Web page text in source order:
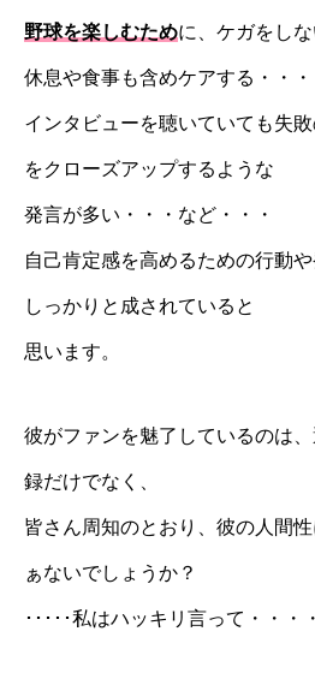
野球を楽しむために、ケガをし
休息や食事も含めケアする・・・
インタビューを聴いていても失
をクローズアップするような
発言が多い・・・など・・・
自己肯定感を高めるための行動
しっかりと成されていると
思います。
彼がファンを魅了しているのは
録だけでなく、
皆さん周知のとおり、彼の人間
ぁないでしょうか？
･････私はハッキリ言って・・・